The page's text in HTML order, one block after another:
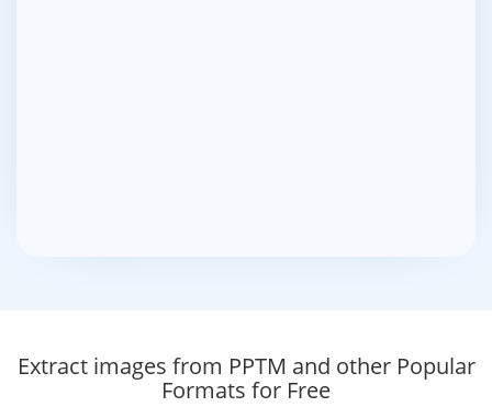
Extract images from PPTM and other Popular
Formats for Free